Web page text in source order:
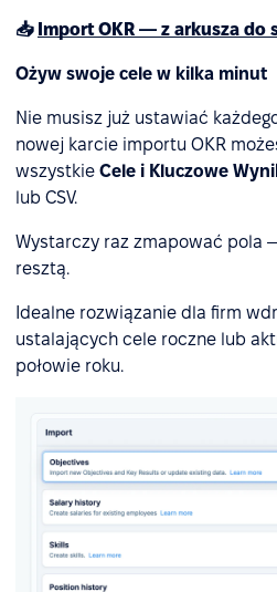
📥 Import OKR — z arkusza do
Ożyw swoje cele w kilka minut
Nie musisz już ustawiać
nowej karcie importu OKR
wszystkie Cele i Kluczowe
lub CSV.
Wystarczy raz zmapować pola
resztą.
Idealne rozwiązanie dla firm
ustalających cele roczne lub
połowie roku.